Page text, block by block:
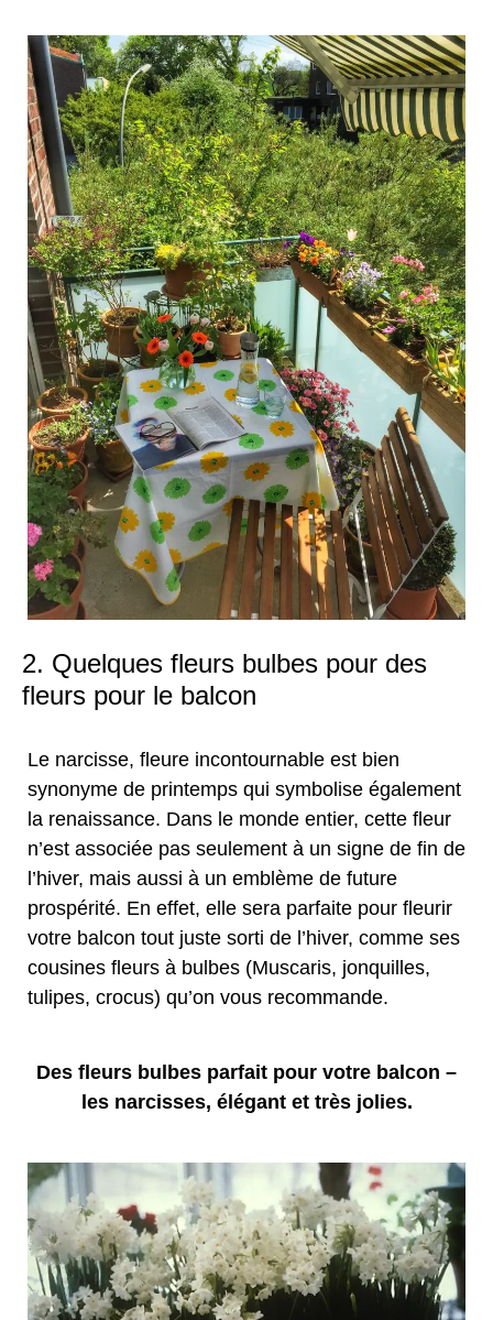
2. Quelques fleurs bulbes pour des
fleurs pour le balcon
Le narcisse, fleure incontournable est bien
synonyme de printemps qui symbolise également
la renaissance. Dans le monde entier, cette fleur
n’est associée pas seulement à un signe de fin de
l’hiver, mais aussi à un emblème de future
prospérité. En effet, elle sera parfaite pour fleurir
votre balcon tout juste sorti de l’hiver, comme ses
cousines fleurs à bulbes (Muscaris, jonquilles,
tulipes, crocus) qu’on vous recommande.
Des fleurs bulbes parfait pour votre balcon –
les narcisses, élégant et très jolies.